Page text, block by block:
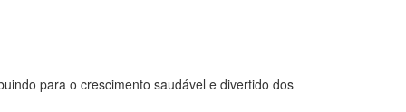
para o crescimento saudável e divertido dos